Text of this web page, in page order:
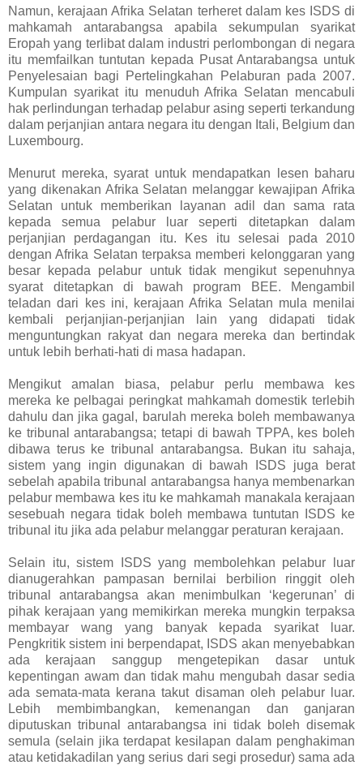
Namun, kerajaan Afrika Selatan terheret dalam kes ISDS di
mahkamah antarabangsa apabila sekumpulan syarikat
Eropah yang terlibat dalam industri perlombongan di negara
itu memfailkan tuntutan kepada Pusat Antarabangsa untuk
Penyelesaian bagi Pertelingkahan Pelaburan pada 2007.
Kumpulan syarikat itu menuduh Afrika Selatan mencabuli
hak perlindungan terhadap pelabur asing seperti terkandung
dalam perjanjian antara negara itu dengan Itali, Belgium dan
Luxembourg.
Menurut mereka, syarat untuk mendapatkan lesen baharu
yang dikenakan Afrika Selatan melanggar kewajipan Afrika
Selatan untuk memberikan layanan adil dan sama rata
kepada semua pelabur luar seperti ditetapkan dalam
perjanjian perdagangan itu. Kes itu selesai pada 2010
dengan Afrika Selatan terpaksa memberi kelonggaran yang
besar kepada pelabur untuk tidak mengikut sepenuhnya
syarat ditetapkan di bawah program BEE. Mengambil
teladan dari kes ini, kerajaan Afrika Selatan mula menilai
kembali perjanjian-perjanjian lain yang didapati tidak
menguntungkan rakyat dan negara mereka dan bertindak
untuk lebih berhati-hati di masa hadapan.
Mengikut amalan biasa, pelabur perlu membawa kes
mereka ke pelbagai peringkat mahkamah domestik terlebih
dahulu dan jika gagal, barulah mereka boleh membawanya
ke tribunal antarabangsa; tetapi di bawah TPPA, kes boleh
dibawa terus ke tribunal antarabangsa. Bukan itu sahaja,
sistem yang ingin digunakan di bawah ISDS juga berat
sebelah apabila tribunal antarabangsa hanya membenarkan
pelabur membawa kes itu ke mahkamah manakala kerajaan
sesebuah negara tidak boleh membawa tuntutan ISDS ke
tribunal itu jika ada pelabur melanggar peraturan kerajaan.
Selain itu, sistem ISDS yang membolehkan pelabur luar
dianugerahkan pampasan bernilai berbilion ringgit oleh
tribunal antarabangsa akan menimbulkan ‘kegerunan’ di
pihak kerajaan yang memikirkan mereka mungkin terpaksa
membayar wang yang banyak kepada syarikat luar.
Pengkritik sistem ini berpendapat, ISDS akan menyebabkan
ada kerajaan sanggup mengetepikan dasar untuk
kepentingan awam dan tidak mahu mengubah dasar sedia
ada semata-mata kerana takut disaman oleh pelabur luar.
Lebih membimbangkan, kemenangan dan ganjaran
diputuskan tribunal antarabangsa ini tidak boleh disemak
semula (selain jika terdapat kesilapan dalam penghakiman
atau ketidakadilan yang serius dari segi prosedur) sama ada